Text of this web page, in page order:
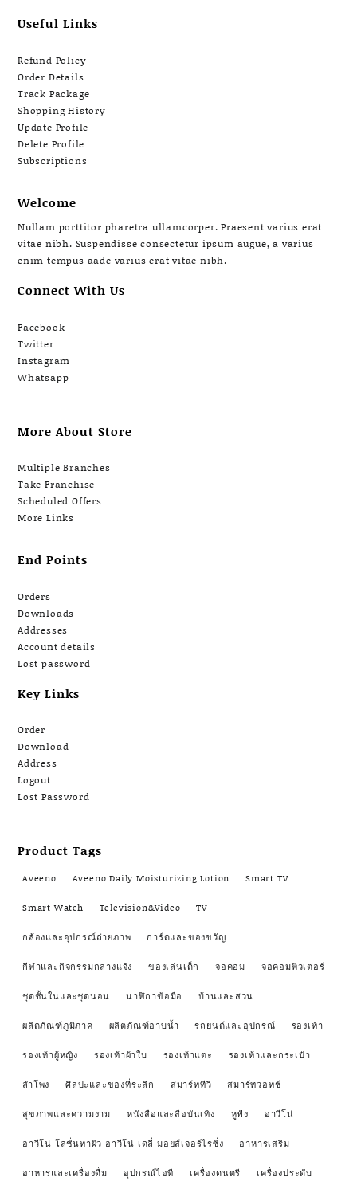
Useful Links
Refund Policy
Order Details
Track Package
Shopping History
Update Profile
Delete Profile
Subscriptions
Welcome
Nullam porttitor pharetra ullamcorper. Praesent varius erat
vitae nibh. Suspendisse consectetur ipsum augue, a varius
enim tempus aade varius erat vitae nibh.
Connect With Us
Facebook
Twitter
Instagram
Whatsapp
More About Store
Multiple Branches
Take Franchise
Scheduled Offers
More Links
End Points
Orders
Downloads
Addresses
Account details
Lost password
Key Links
Order
Download
Address
Logout
Lost Password
Product Tags
Aveeno Aveeno Daily Moisturizing Lotion Smart TV
Smart Watch Television&Video TV
กล้องและอุปกรณ์ถ่ายภาพ การ์ดและของขวัญ
กีฬาและกิจกรรมกลางแจ้ง ของเล่นเด็ก จอคอม จอคอมพิวเตอร์
ชุดชั้นในและชุดนอน นาฬิกาข้อมือ บ้านและสวน
ผลิตภัณฑ์ภูมิภาค ผลิตภัณฑ์อาบน้ำ รถยนต์และอุปกรณ์ รองเท้า
รองเท้าผู้หญิง รองเท้าผ้าใบ รองเท้าแตะ รองเท้าและกระเป๋า
ลำโพง ศิลปะและของที่ระลึก สมาร์ททีวี สมาร์ทวอทช์
สุขภาพและความงาม หนังสือและสื่อบันเทิง หูฟัง อาวีโน่
อาวีโน่ โลชั่นทาผิว อาวีโน่ เดลี่ มอยส์เจอร์ไรซิ่ง อาหารเสริม
อาหารและเครื่องดื่ม อุปกรณ์ไอที เครื่องดนตรี เครื่องประดับ